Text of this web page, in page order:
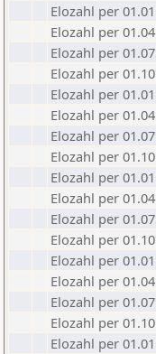
Elozahl per
Elozahl per
Elozahl per
Elozahl per
Elozahl per
Elozahl per
Elozahl per
Elozahl per
Elozahl per
Elozahl per
Elozahl per
Elozahl per
Elozahl per
Elozahl per
Elozahl per
Elozahl per
Elozahl per